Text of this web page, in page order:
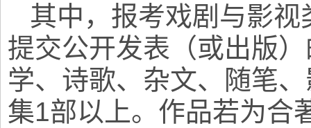
其中，报考戏剧与影
提交公开发表（或出版
学、诗歌、杂文、随笔
集1部以上。作品若为合